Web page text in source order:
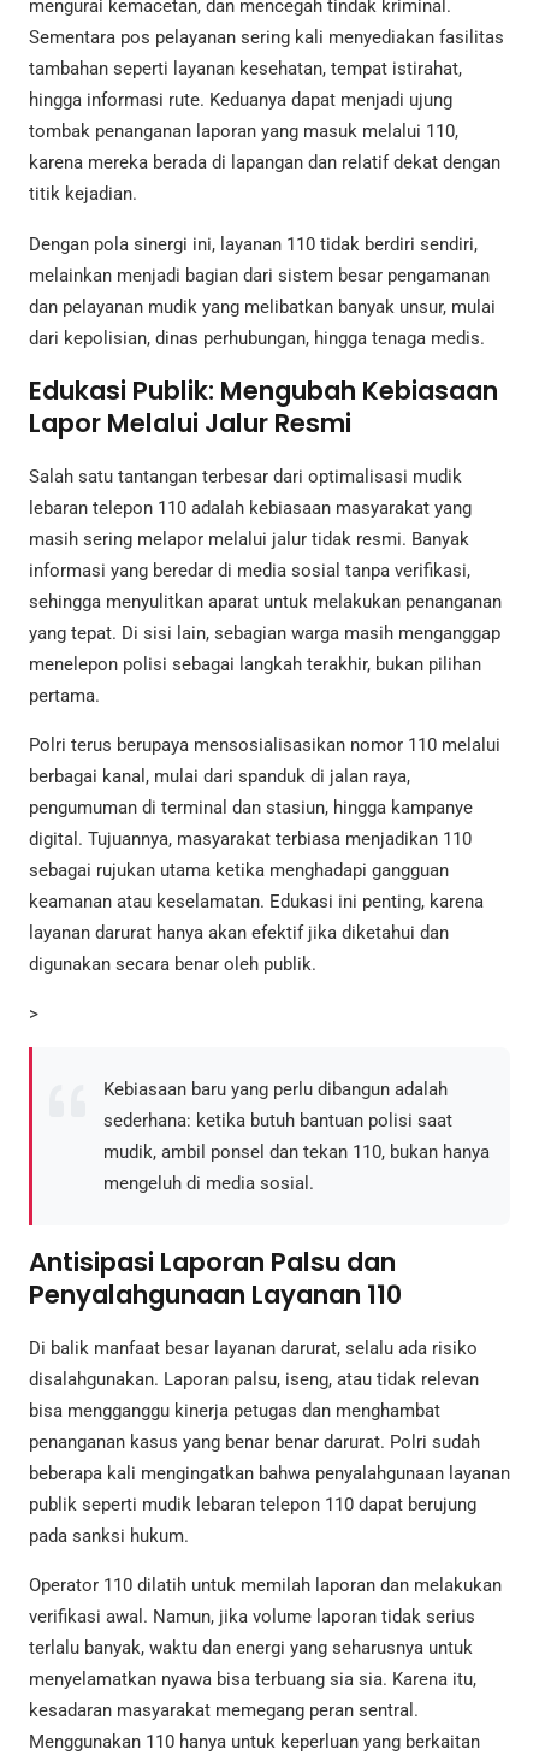
mengurai kemacetan, dan mencegah tindak kriminal.
Sementara pos pelayanan sering kali menyediakan fasilitas
tambahan seperti layanan kesehatan, tempat istirahat,
hingga informasi rute. Keduanya dapat menjadi ujung
tombak penanganan laporan yang masuk melalui 110,
karena mereka berada di lapangan dan relatif dekat dengan
titik kejadian.
Dengan pola sinergi ini, layanan 110 tidak berdiri sendiri,
melainkan menjadi bagian dari sistem besar pengamanan
dan pelayanan mudik yang melibatkan banyak unsur, mulai
dari kepolisian, dinas perhubungan, hingga tenaga medis.
Edukasi Publik: Mengubah Kebiasaan
Lapor Melalui Jalur Resmi
Salah satu tantangan terbesar dari optimalisasi mudik
lebaran telepon 110 adalah kebiasaan masyarakat yang
masih sering melapor melalui jalur tidak resmi. Banyak
informasi yang beredar di media sosial tanpa verifikasi,
sehingga menyulitkan aparat untuk melakukan penanganan
yang tepat. Di sisi lain, sebagian warga masih menganggap
menelepon polisi sebagai langkah terakhir, bukan pilihan
pertama.
Polri terus berupaya mensosialisasikan nomor 110 melalui
berbagai kanal, mulai dari spanduk di jalan raya,
pengumuman di terminal dan stasiun, hingga kampanye
digital. Tujuannya, masyarakat terbiasa menjadikan 110
sebagai rujukan utama ketika menghadapi gangguan
keamanan atau keselamatan. Edukasi ini penting, karena
layanan darurat hanya akan efektif jika diketahui dan
digunakan secara benar oleh publik.
>
Kebiasaan baru yang perlu dibangun adalah
sederhana: ketika butuh bantuan polisi saat
mudik, ambil ponsel dan tekan 110, bukan hanya
mengeluh di media sosial.
Antisipasi Laporan Palsu dan
Penyalahgunaan Layanan 110
Di balik manfaat besar layanan darurat, selalu ada risiko
disalahgunakan. Laporan palsu, iseng, atau tidak relevan
bisa mengganggu kinerja petugas dan menghambat
penanganan kasus yang benar benar darurat. Polri sudah
beberapa kali mengingatkan bahwa penyalahgunaan layanan
publik seperti mudik lebaran telepon 110 dapat berujung
pada sanksi hukum.
Operator 110 dilatih untuk memilah laporan dan melakukan
verifikasi awal. Namun, jika volume laporan tidak serius
terlalu banyak, waktu dan energi yang seharusnya untuk
menyelamatkan nyawa bisa terbuang sia sia. Karena itu,
kesadaran masyarakat memegang peran sentral.
Menggunakan 110 hanya untuk keperluan yang berkaitan